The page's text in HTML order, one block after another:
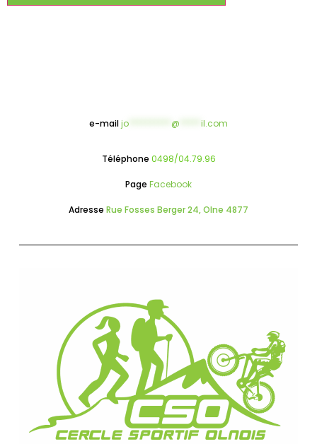
e-mailjo @ il.com
Téléphone 0498/04.79.96
Page Facebook
Adresse Rue Fosses Berger 24, Olne 4877